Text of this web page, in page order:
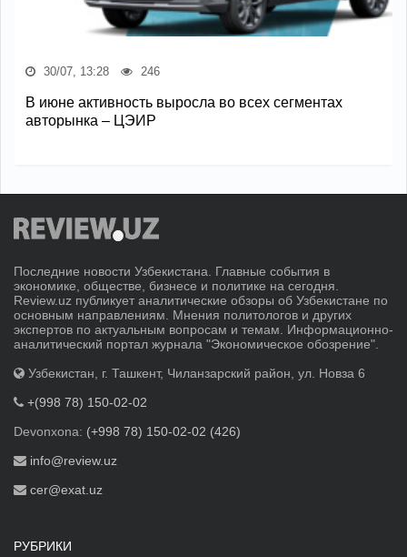
30/07, 13:28 246
В июне активность выросла во всех сегментах
авторынка – ЦЭИР
Последние новости Узбекистана. Главные события в
экономике, обществе, бизнесе и политике на сегодня.
Review.uz публикует аналитические обзоры об Узбекистане по
основным направлениям. Мнения политологов и других
экспертов по актуальным вопросам и темам. Информационно-
аналитический портал журнала "Экономическое обозрение".
Узбекистан, г. Ташкент, Чиланзарский район, ул. Новза 6
+(998 78) 150-02-02
Devonxona: (+998 78) 150-02-02 (426)
info@review.uz
cer@exat.uz
РУБРИКИ